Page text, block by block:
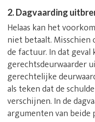
2. Dagvaarding
Helaas kan het
niet betaalt.
de factuur. In dat geval
gerechtsdeurwaarder
gerechtelijke
als teken dat de
verschijnen. In de
argumenten van beide